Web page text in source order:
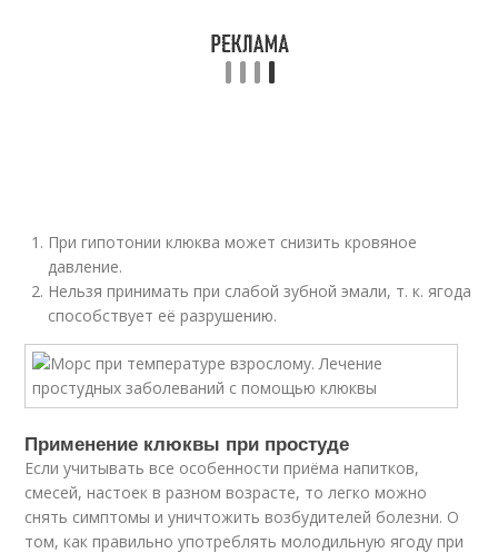
При гипотонии клюква может снизить кровяное
давление.
Нельзя принимать при слабой зубной эмали, т. к. ягода
способствует её разрушению.
Применение клюквы при простуде
Если учитывать все особенности приёма напитков,
смесей, настоек в разном возрасте, то легко можно
снять симптомы и уничтожить возбудителей болезни. О
том, как правильно употреблять молодильную ягоду при